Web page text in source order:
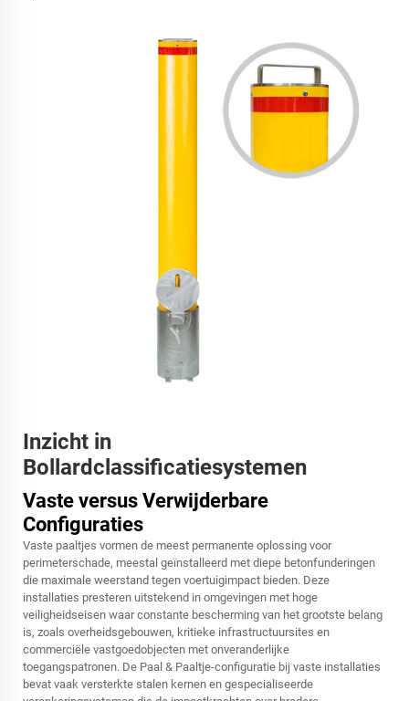
Inzicht in
Bollardclassificatiesystemen
Vaste versus Verwijderbare
Configuraties
Vaste paaltjes vormen de meest permanente oplossing voor
perimeterschade, meestal geïnstalleerd met diepe betonfunderingen
die maximale weerstand tegen voertuigimpact bieden. Deze
installaties presteren uitstekend in omgevingen met hoge
veiligheidseisen waar constante bescherming van het grootste belang
is, zoals overheidsgebouwen, kritieke infrastructuursites en
commerciële vastgoedobjecten met onveranderlijke
toegangspatronen. De Paal & Paaltje-configuratie bij vaste installaties
bevat vaak versterkte stalen kernen en gespecialiseerde